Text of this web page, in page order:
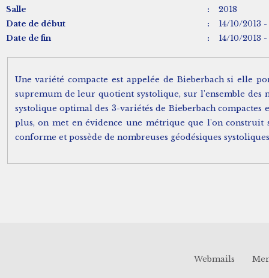
Salle
:
2018
Date de début
:
14/10/2013 -
Date de fin
: 14/10/2013 -
Une variété compacte est appelée de Bieberbach si elle
supremum de leur quotient systolique, sur l'ensemble
systolique optimal des 3
3-variétés de Bieberbach
plus, on met en évidence une métrique que l'on construit
conforme et possède de nombreuses géodésiques
Webmails